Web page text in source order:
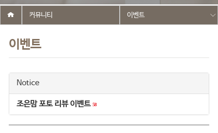
이벤트
커뮤니티 이벤트
Notice
조은맘 포토 리뷰 이벤트 58